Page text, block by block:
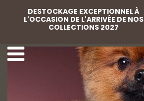
DESTOCKAGE EXCEPTIONNEL À
L'OCCASION DE L'ARRIVÉE DE NOS
COLLECTIONS 2027